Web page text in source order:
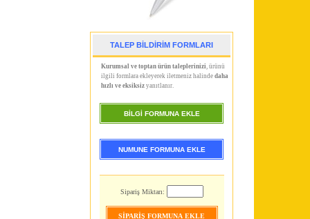
TALEP BİLDİRİM FORMLARI
Kurumsal ve toptan ürün taleplerinizi , ürünü
ilgili formlara ekleyerek iletmeniz halindedaha
hızlı ve eksiksiz yanıtlanır.
BİLGİ FORMUNA EKLE
NUMUNE FORMUNA EKLE
Sipariş Miktarı: